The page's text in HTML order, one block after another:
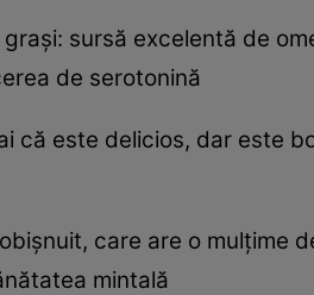
sursă excelentă de
de serotonină
că este delicios, dar este
care are o mulțime
mintală